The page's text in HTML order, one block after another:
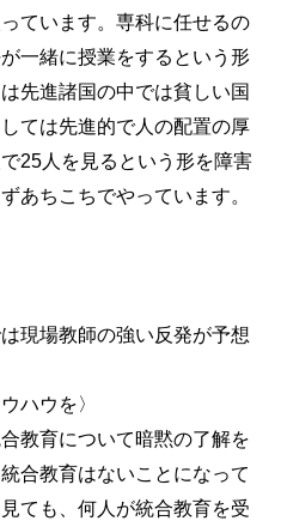
ています。専科に任せるの
一緒に授業をするという形
先進諸国の中では貧しい国
ては先進的で人の配置の厚
25人を見るという形を障害
あちこちでやっています。
現場教師の強い反発が予想
ハウを〉
教育について暗黙の了解を
合教育はないことになって
ても、何人が統合教育を受